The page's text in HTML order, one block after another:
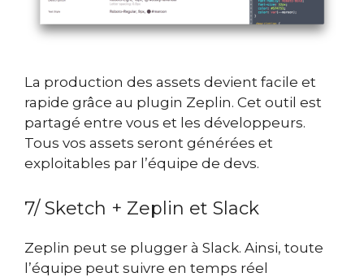
La production des assets devient facile et
rapide grâce au plugin Zeplin. Cet outil est
partagé entre vous et les développeurs.
Tous vos assets seront générées et
exploitables par l’équipe de devs.
7/ Sketch + Zeplin et Slack
Zeplin peut se plugger à Slack. Ainsi, toute
l’équipe peut suivre en temps réel